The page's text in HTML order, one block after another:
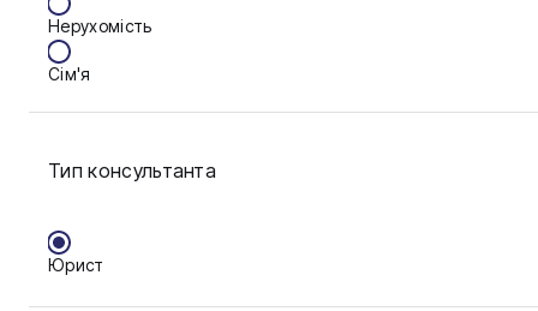
Кам'янське
Ковель
Краматорськ
Кривий Ріг
Нерухомість
Сім'я
Тип консультанта
Юрист